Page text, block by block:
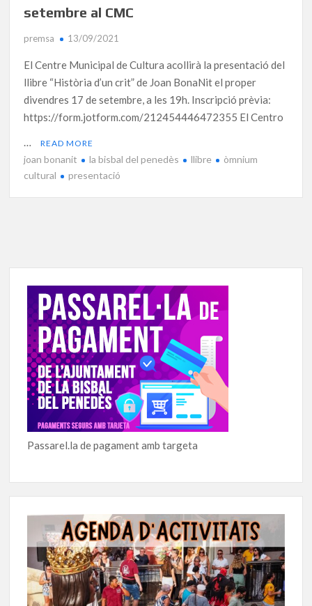
setembre al CMC
premsa 13/09/2021
El Centre Municipal de Cultura acollirà la presentació del
llibre “Història d’un crit” de Joan BonaNit el proper
divendres 17 de setembre, a les 19h. Inscripció prèvia:
https://form.jotform.com/212454446472355 El Centro
…
READ MORE
joan bonanit la bisbal del penedès llibre
òmnium
cultural
presentació
Passarel.la de pagament amb targeta